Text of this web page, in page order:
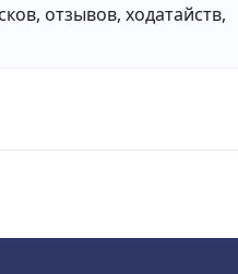
отзывов, ходатайств,